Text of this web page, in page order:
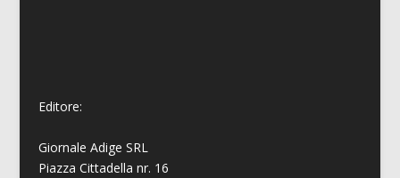
Editore:
Giornale Adige SRL
Piazza Cittadella nr. 16